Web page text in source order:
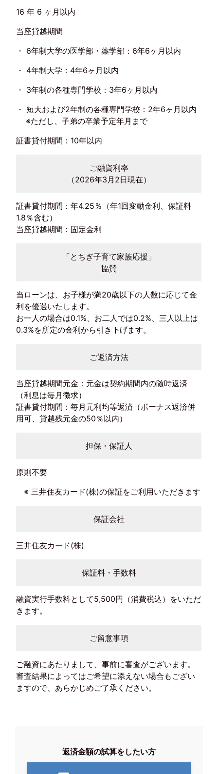
16 年 6 ヶ月以内
当座貸越期間
6年制大学の医学部・薬学部：6年6ヶ月以内
4年制大学：4年6ヶ月以内
3年制の各種専門学校：3年6ヶ月以内
短大および2年制の各種専門学校：2年6ヶ月以内
※ただし、子弟の卒業予定年月まで
証書貸付期間：10年以内
ご融資利率
（2026年3月2日現在）
証書貸付期間：年4.25％（年1回変動金利、保証料
1.8％含む）
当座貸越期間：固定金利
「とちぎ子育て家族応援」
協賛
当ローンは、お子様が満20歳以下の人数に応じて金
利を優遇いたします。
お一人の場合は0.1%、お二人では0.2%、三人以上は
0.3%を所定の金利から引き下げます。
ご返済方法
当座貸越期間元金：元金は契約期間内の随時返済
（利息は毎月徴求）
証書貸付期間：毎月元利均等返済（ボーナス返済併
用可、貸越残元金の50％以内）
担保・保証人
原則不要
※ 三井住友カード(株)の保証をご利用いただきます
保証会社
三井住友カード(株)
保証料・手数料
融資実行手数料として5,500円（消費税込）をいただ
きます。
ご留意事項
ご融資にあたりまして、事前に審査がございます。
審査結果によってはご希望に添えない場合もござい
ますので、あらかじめご了承ください。
返済金額の試算をしたい方